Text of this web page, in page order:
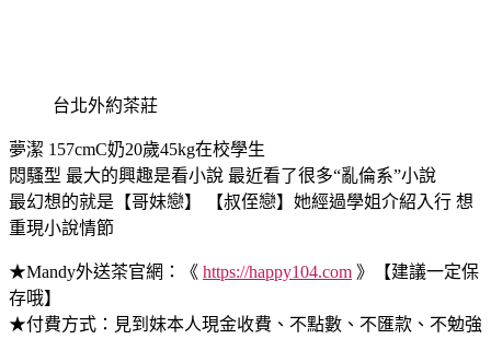
台北外約茶莊
夢潔 157cmC奶20歲45kg在校學生
悶騷型 最大的興趣是看小說 最近看了很多“亂倫系”小說
最幻想的就是【哥妹戀】 【叔侄戀】她經過學姐介紹入行 想
重現小說情節
★Mandy外送茶官網：《 https://happy104.com 》【建議一定保
存哦】
★付費方式：見到妹本人現金收費、不點數、不匯款、不勉強